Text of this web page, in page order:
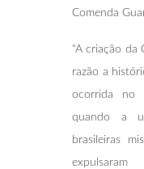
Comenda
“A criação da
razão a
ocorrida no
quando a
brasileiras
expulsaram